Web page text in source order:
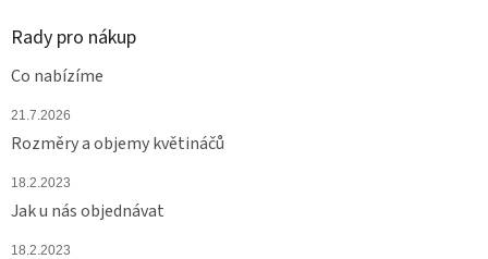
Rady pro nákup
Co nabízíme
21.7.2026
Rozměry a objemy květináčů
18.2.2023
Jak u nás objednávat
18.2.2023